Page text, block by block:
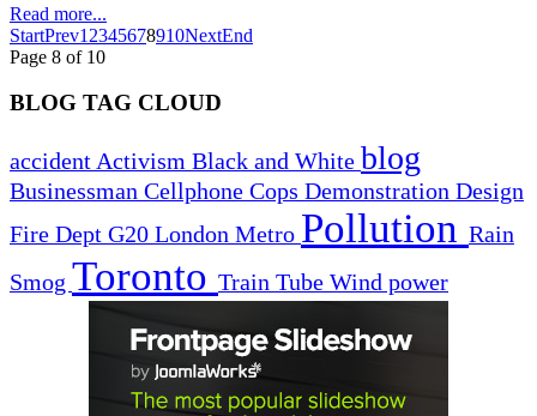
Read more...
StartPrev1 2345678910NextEnd
Page 8 of 10
BLOG TAG CLOUD
accident Activism Black and White blog
Businessman Cellphone Cops Demonstration Design
Fire Dept G20 London Metro Pollution Rain
Smog Toronto Train Tube Wind power